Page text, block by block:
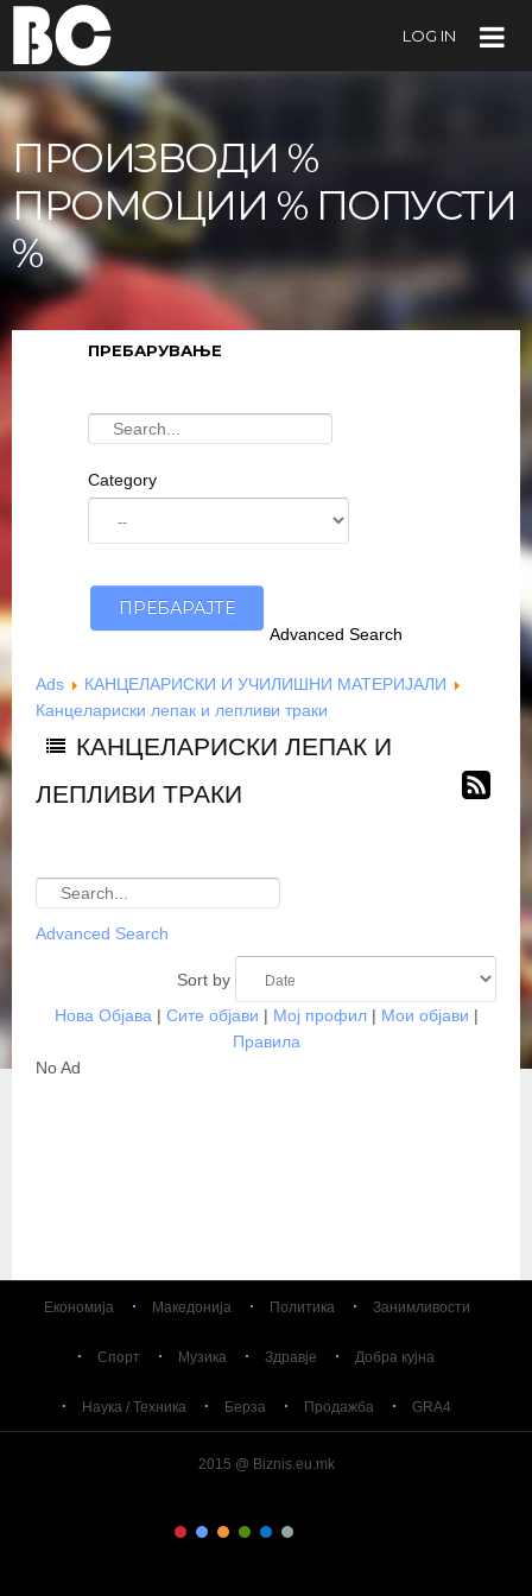
LOG IN
ПРОИЗВОДИ %
ПРОМОЦИИ % ПОПУСТИ
%
ПРЕБАРУВАЊЕ
Category
Advanced Search
Ads
КАНЦЕЛАРИСКИ И УЧИЛИШНИ МАТЕРИЈАЛИ
Канцелариски лепак и лепливи траки
КАНЦЕЛАРИСКИ ЛЕПАК И
ЛЕПЛИВИ ТРАКИ
Advanced Search
Sort by
Нова Објава | Сите објави | Мој профил| Мои објави |
Правила
No Ad
Економија Македонија Политика Занимливости
Спорт Музика Здравје Добра кујна
Наука / Техника Берза Продажба GRA4
2015 @ Biznis.eu.mk